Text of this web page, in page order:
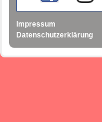
Impressum
Datenschutzerklärung